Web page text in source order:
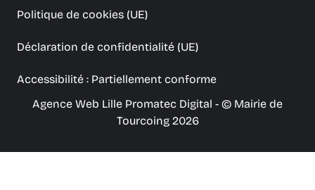
Politique de cookies (UE)
Déclaration de confidentialité (UE)
Accessibilité : Partiellement conforme
Agence Web Lille Promatec Digital - © Mairie de
Tourcoing 2026